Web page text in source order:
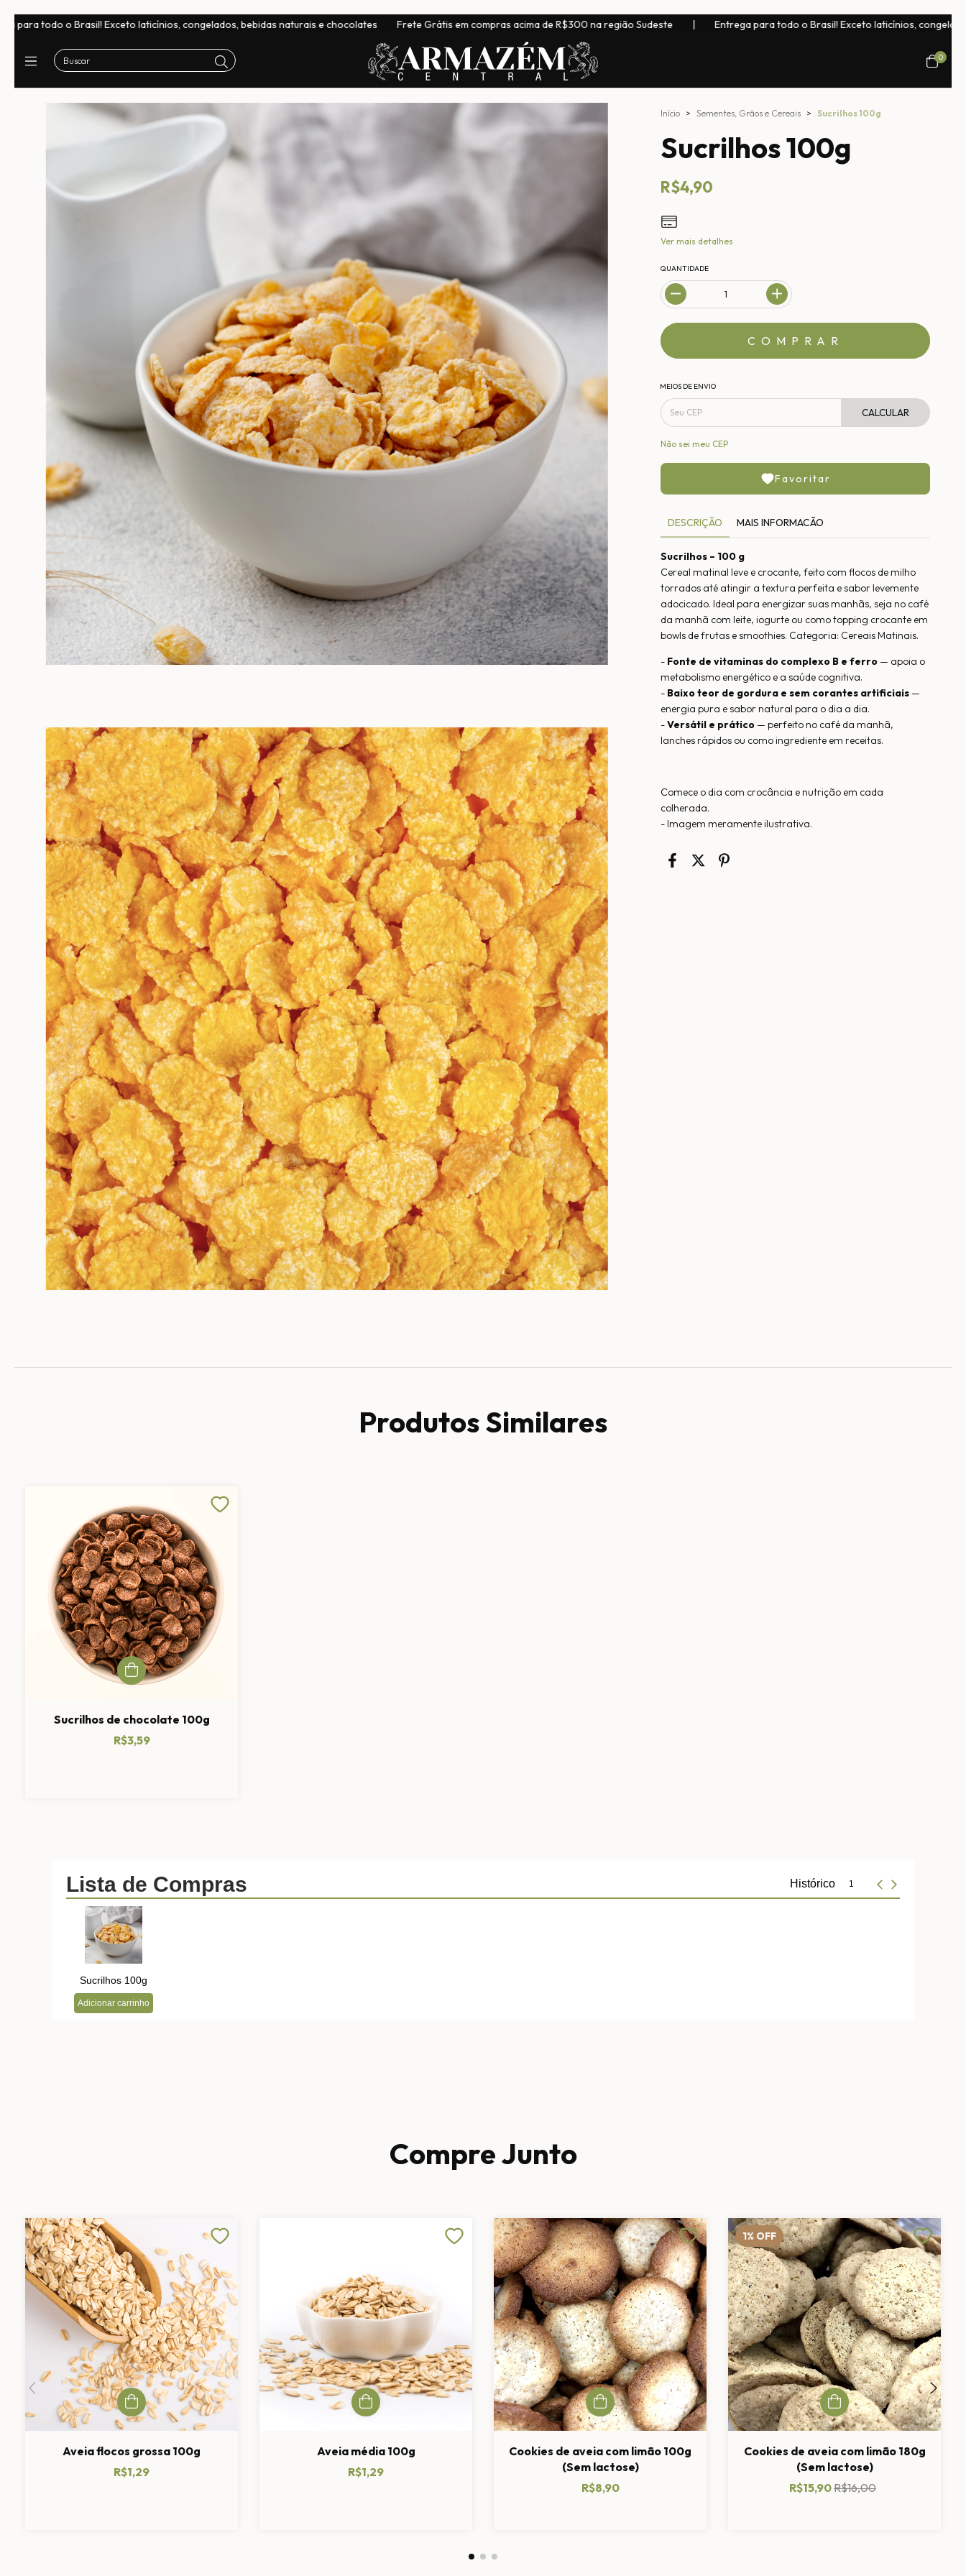
Exceto laticínios, congelados, bebidas naturais e chocolates Frete Grátis em compras acima de R$300 na região Sudeste | Entrega para todo o Brasil! Exceto laticínios, congelados, bebidas
0
Início > Sementes, Grãos e Cereais > Sucrilhos 100g
Sucrilhos 100g
R$4,90
Ver mais detalhes
QUANTIDADE
MEIOS DE ENVIO
CALCULAR
Não sei meu CEP
Favoritar
DESCRIÇÃO MAIS INFORMACÃO
Sucrilhos – 100 g
Cereal matinal leve e crocante, feito com flocos de milho
torrados até atingir a textura perfeita e sabor levemente
adocicado. Ideal para energizar suas manhãs, seja no café
da manhã com leite, iogurte ou como topping crocante em
bowls de frutas e smoothies. Categoria: Cereais Matinais.
- Fonte de vitaminas do complexo B e ferro — apoia o
metabolismo energético e a saúde cognitiva.
- Baixo teor de gordura e sem corantes artificiais —
energia pura e sabor natural para o dia a dia.
-Versátil e prático — perfeito no café da manhã,
lanches rápidos ou como ingrediente em receitas.
Comece o dia com crocância e nutrição em cada
colherada.
- Imagem meramente ilustrativa.
Produtos Similares
Sucrilhos de chocolate 100g
R$3,59
Compre Junto
Aveia flocos grossa 100g
R$1,29
Aveia média 100g
R$1,29
Cookies de aveia com limão 100g
(Sem lactose)
R$8,90
1% OFF
Cookies de aveia com limão 180g
(Sem lactose)
R$15,90R$16,00